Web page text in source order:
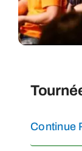
CONTACT
À PROPOS
Continue